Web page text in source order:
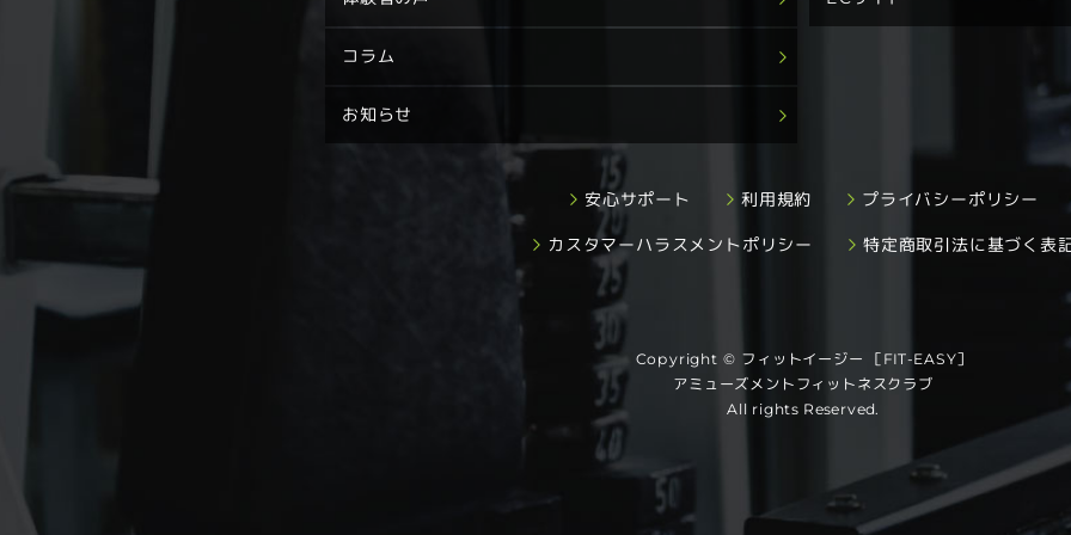
コラム
お知らせ
安心サポート 利用規約 プライバシーポリシー
カスタマーハラスメントポリシー 特定商取引法に基づく表
Copyright © フィットイージー ［FIT-EASY］
アミューズメントフィットネスクラブ
All rights Reserved.